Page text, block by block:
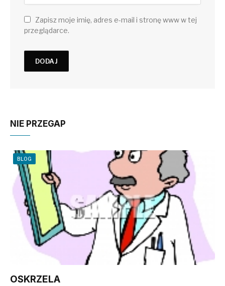
Zapisz moje imię, adres e-mail i stronę www w tej
przeglądarce.
NIE PRZEGAP
BLOG
OSKRZELA